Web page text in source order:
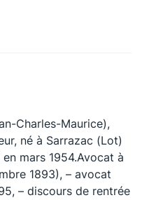
Charles-Maurice),
né à Sarrazac (Lot)
mars 1954.Avocat à
1893), – avocat
– discours de rentrée